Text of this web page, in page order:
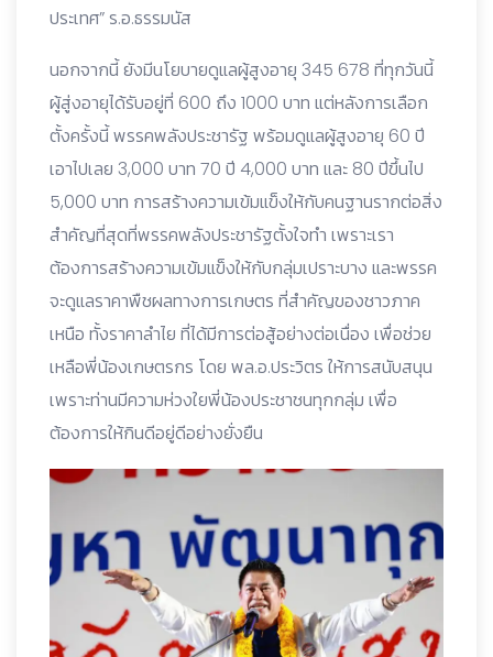
ประเทศ” ร.อ.ธรรมนัส
นอกจากนี้ ยังมีนโยบายดูแลผู้สูงอายุ 345 678 ที่ทุกวันนี้
ผู้สู่งอายุได้รับอยู่ที่ 600 ถึง 1000 บาท แต่หลังการเลือก
ตั้งครั้งนี้ พรรคพลังประชารัฐ พร้อมดูแลผู้สูงอายุ 60 ปี
เอาไปเลย 3,000 บาท 70 ปี 4,000 บาท และ 80 ปีขึ้นไป
5,000 บาท การสร้างความเข้มแข็งให้กับคนฐานรากต่อสิ่ง
สำคัญที่สุดที่พรรคพลังประชารัฐตั้งใจทำ เพราะเรา
ต้องการสร้างความเข้มแข็งให้กับกลุ่มเปราะบาง และพรรค
จะดูแลราคาพืชผลทางการเกษตร ที่สำคัญของชาวภาค
เหนือ ทั้งราคาลำไย ที่ได้มีการต่อสู้อย่างต่อเนื่อง เพื่อช่วย
เหลือพี่น้องเกษตรกร โดย พล.อ.ประวิตร ให้การสนับสนุน
เพราะท่านมีความห่วงใยพี่น้องประชาชนทุกกลุ่ม เพื่อ
ต้องการให้กินดีอยู่ดีอย่างยั่งยืน